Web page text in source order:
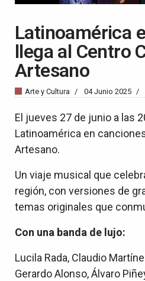
Latinoamérica
llega al Centro
Artesano
Arte y Cultura 04 Junio 2025
El jueves 27 de junio a las
Latinoamérica en
Artesano.
Un viaje musical que
región, con versiones de
temas originales que
Con una banda de lujo:
Lucila Rada, Claudio
Gerardo Alonso, Álvaro